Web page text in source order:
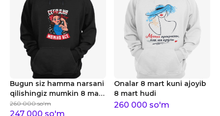
Bugun siz hamma narsani
qilishingiz mumkin 8 mart
hudi
260 000 so'm
247 000 so'm
Onalar 8 mart kuni ajoyib
8 mart hudi
260 000 so'm